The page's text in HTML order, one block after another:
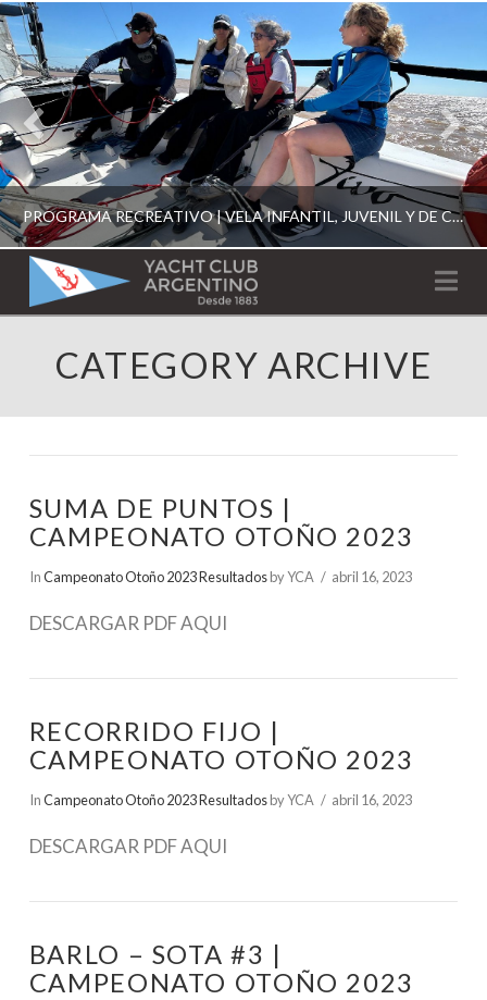
PROGRAMA RECREATIVO | VELA INFANTIL, JUVENIL Y DE CRUCERO 2026
ESCUELA RECREATIVA 2026
YACHT
CLUB
ARGENTINO
CATEGORY ARCHIVE
SUMA DE PUNTOS |
CAMPEONATO OTOÑO 2023
InCampeonato Otoño 2023 Resultadosby YCA abril 16, 2023
DESCARGAR PDF AQUI
RECORRIDO FIJO |
CAMPEONATO OTOÑO 2023
InCampeonato Otoño 2023 Resultadosby YCA abril 16, 2023
DESCARGAR PDF AQUI
BARLO – SOTA #3 |
CAMPEONATO OTOÑO 2023